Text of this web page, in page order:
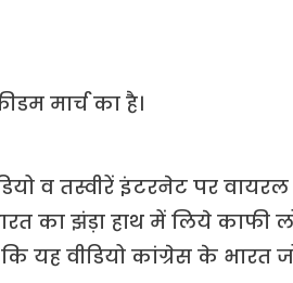
मार्च का है।
व तस्वीरें इंटरनेट पर वायरल
का झंड़ा हाथ में लिये काफी
वीडियो कांग्रेस के भारत